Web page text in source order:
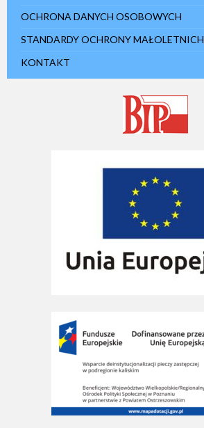
OCHRONA DANYCH OSOBOWYCH
STANDARDY OCHRONY MAŁOLETNICH
KONTAKT